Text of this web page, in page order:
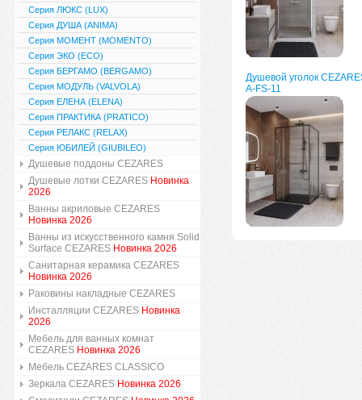
Серия ЛЮКС (LUX)
Серия ДУША (ANIMA)
Серия МОМЕНТ (MOMENTO)
Серия ЭКО (ECO)
Серия БЕРГАМО (BERGAMO)
Серия МОДУЛЬ (VALVOLA)
Серия ЕЛЕНА (ELENA)
Серия ПРАКТИКА (PRATICO)
Серия РЕЛАКС (RELAX)
Серия ЮБИЛЕЙ (GIUBILEO)
Душевые поддоны CEZARES
Душевые лотки CEZARES Новинка
2026
Ванны акриловые CEZARES
Новинка 2026
Ванны из искусственного камня Solid
Surface CEZARES Новинка 2026
Санитарная керамика CEZARES
Новинка 2026
Раковины накладные CEZARES
Инсталляции CEZARES Новинка
2026
Мебель для ванных комнат
CEZARES Новинка 2026
Мебель CEZARES CLASSICO
Зеркала CEZARES Новинка 2026
Душевой уголок
A-FS-11